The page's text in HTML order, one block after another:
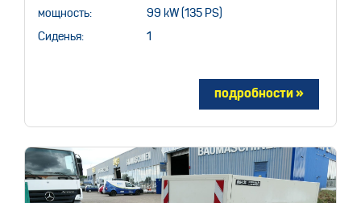
мощность: 99 kW (135 PS)
Сиденья: 1